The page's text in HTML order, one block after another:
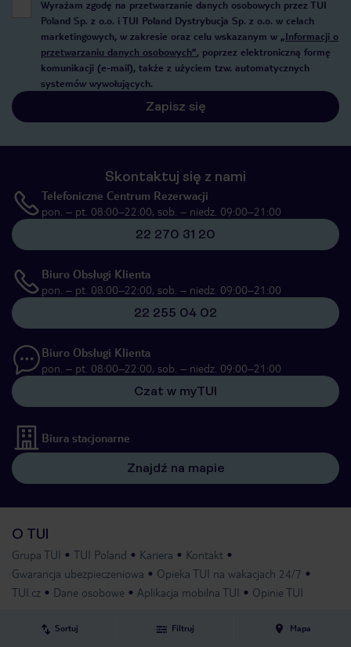
Sortuj Filtruj Mapa
Wyrażam zgodę na przetwarzanie danych osobowych przez TUI
Poland Sp. z o.o. i TUI Poland Dystrybucja Sp. z o.o. w celach
marketingowych, w zakresie oraz celu wskazanym w „Informacji o
przetwarzaniu danych osobowych”, poprzez elektroniczną formę
komunikacji (e-mail), także z użyciem tzw. automatycznych
systemów wywołujących.
Zapisz się
Skontaktuj się z nami
Telefoniczne Centrum Rezerwacji
pon. – pt. 08:00–22:00, sob. – niedz. 09:00–21:00
22 270 31 20
Biuro Obsługi Klienta
pon. – pt. 08:00–22:00, sob. – niedz. 09:00–21:00
22 255 04 02
Biuro Obsługi Klienta
pon. – pt. 08:00–22:00, sob. – niedz. 09:00–21:00
Czat w myTUI
Biura stacjonarne
Znajdź na mapie
O TUI
Grupa TUI TUI Poland Kariera
Kontakt
Gwarancja ubezpieczeniowa
Opieka TUI na wakacjach 24/7
TUI.cz
Dane osobowe Aplikacja mobilna TUI Opinie TUI
Przydatne informacje